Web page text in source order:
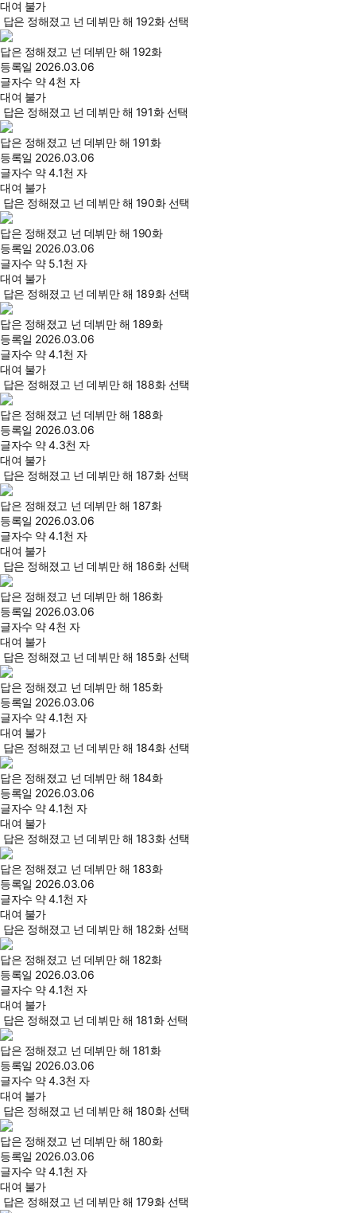
대여 불가
답은 정해졌고 넌 데뷔만 해 192화 선택
답은 정해졌고 넌 데뷔만 해 192화
등록일 2026.03.06
글자수 약 4천 자
대여 불가
답은 정해졌고 넌 데뷔만 해 191화 선택
답은 정해졌고 넌 데뷔만 해 191화
등록일 2026.03.06
글자수 약 4.1천 자
대여 불가
답은 정해졌고 넌 데뷔만 해 190화 선택
답은 정해졌고 넌 데뷔만 해 190화
등록일 2026.03.06
글자수 약 5.1천 자
대여 불가
답은 정해졌고 넌 데뷔만 해 189화 선택
답은 정해졌고 넌 데뷔만 해 189화
등록일 2026.03.06
글자수 약 4.1천 자
대여 불가
답은 정해졌고 넌 데뷔만 해 188화 선택
답은 정해졌고 넌 데뷔만 해 188화
등록일 2026.03.06
글자수 약 4.3천 자
대여 불가
답은 정해졌고 넌 데뷔만 해 187화 선택
답은 정해졌고 넌 데뷔만 해 187화
등록일 2026.03.06
글자수 약 4.1천 자
대여 불가
답은 정해졌고 넌 데뷔만 해 186화 선택
답은 정해졌고 넌 데뷔만 해 186화
등록일 2026.03.06
글자수 약 4천 자
대여 불가
답은 정해졌고 넌 데뷔만 해 185화 선택
답은 정해졌고 넌 데뷔만 해 185화
등록일 2026.03.06
글자수 약 4.1천 자
대여 불가
답은 정해졌고 넌 데뷔만 해 184화 선택
답은 정해졌고 넌 데뷔만 해 184화
등록일 2026.03.06
글자수 약 4.1천 자
대여 불가
답은 정해졌고 넌 데뷔만 해 183화 선택
답은 정해졌고 넌 데뷔만 해 183화
등록일 2026.03.06
글자수 약 4.1천 자
대여 불가
답은 정해졌고 넌 데뷔만 해 182화 선택
답은 정해졌고 넌 데뷔만 해 182화
등록일 2026.03.06
글자수 약 4.1천 자
대여 불가
답은 정해졌고 넌 데뷔만 해 181화 선택
답은 정해졌고 넌 데뷔만 해 181화
등록일 2026.03.06
글자수 약 4.3천 자
대여 불가
답은 정해졌고 넌 데뷔만 해 180화 선택
답은 정해졌고 넌 데뷔만 해 180화
등록일 2026.03.06
글자수 약 4.1천 자
대여 불가
답은 정해졌고 넌 데뷔만 해 179화 선택